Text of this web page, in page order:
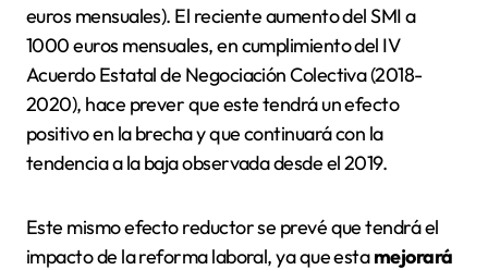
euros mensuales). El reciente aumento del SMI a
1000 euros mensuales, en cumplimiento del IV
Acuerdo Estatal de Negociación Colectiva (2018-
2020), hace prever que este tendrá un efecto
positivo en la brecha y que continuará con la
tendencia a la baja observada desde el 2019.
Este mismo efecto reductor se prevé que tendrá el
impacto de la reforma laboral, ya que estamejorará